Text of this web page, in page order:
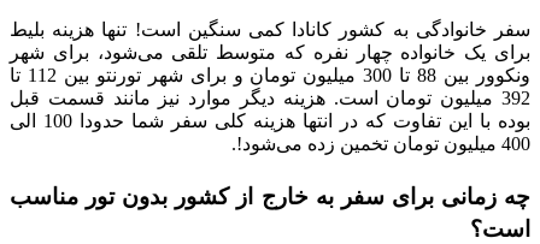
سفر خانوادگی به کشور کانادا کمی سنگین است! تنها هزینه بلیط
برای یک خانواده چهار نفره که متوسط تلقی می‌شود، برای شهر
ونکوور بین 88 تا 300 میلیون تومان و برای شهر تورنتو بین 112 تا
392 میلیون تومان است. هزینه دیگر موارد نیز مانند قسمت قبل
بوده با این تفاوت که در انتها هزینه کلی سفر شما حدودا 100 الی
400 میلیون تومان تخمین زده می‌شود!.
چه زمانی برای سفر به خارج از کشور بدون تور مناسب
است؟